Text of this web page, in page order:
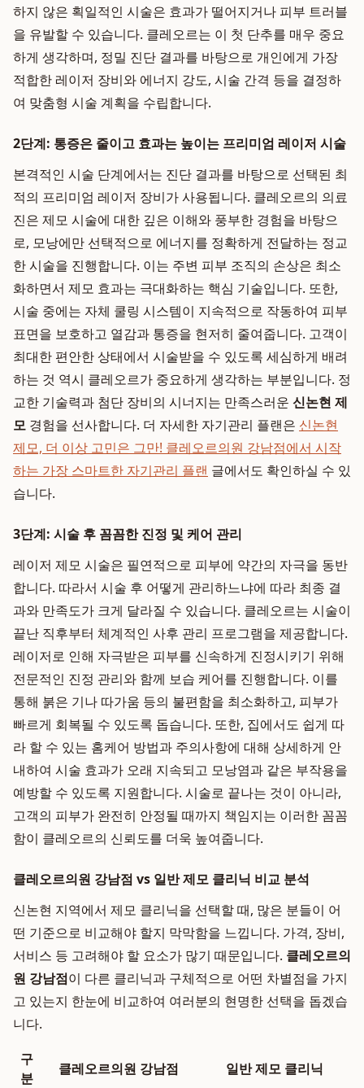
하지 않은 획일적인 시술은 효과가 떨어지거나 피부 트러블
을 유발할 수 있습니다. 클레오르는 이 첫 단추를 매우 중요
하게 생각하며, 정밀 진단 결과를 바탕으로 개인에게 가장
적합한 레이저 장비와 에너지 강도, 시술 간격 등을 결정하
여 맞춤형 시술 계획을 수립합니다.
2단계: 통증은 줄이고 효과는 높이는 프리미엄 레이저 시술
본격적인 시술 단계에서는 진단 결과를 바탕으로 선택된 최
적의 프리미엄 레이저 장비가 사용됩니다. 클레오르의 의료
진은 제모 시술에 대한 깊은 이해와 풍부한 경험을 바탕으
로, 모낭에만 선택적으로 에너지를 정확하게 전달하는 정교
한 시술을 진행합니다. 이는 주변 피부 조직의 손상은 최소
화하면서 제모 효과는 극대화하는 핵심 기술입니다. 또한,
시술 중에는 자체 쿨링 시스템이 지속적으로 작동하여 피부
표면을 보호하고 열감과 통증을 현저히 줄여줍니다. 고객이
최대한 편안한 상태에서 시술받을 수 있도록 세심하게 배려
하는 것 역시 클레오르가 중요하게 생각하는 부분입니다. 정
교한 기술력과 첨단 장비의 시너지는 만족스러운 신논현 제
모 경험을 선사합니다. 더 자세한 자기관리 플랜은 신논현
제모, 더 이상 고민은 그만! 클레오르의원 강남점에서 시작
하는 가장 스마트한 자기관리 플랜 글에서도 확인하실 수 있
습니다.
3단계: 시술 후 꼼꼼한 진정 및 케어 관리
레이저 제모 시술은 필연적으로 피부에 약간의 자극을 동반
합니다. 따라서 시술 후 어떻게 관리하느냐에 따라 최종 결
과와 만족도가 크게 달라질 수 있습니다. 클레오르는 시술이
끝난 직후부터 체계적인 사후 관리 프로그램을 제공합니다.
레이저로 인해 자극받은 피부를 신속하게 진정시키기 위해
전문적인 진정 관리와 함께 보습 케어를 진행합니다. 이를
통해 붉은 기나 따가움 등의 불편함을 최소화하고, 피부가
빠르게 회복될 수 있도록 돕습니다. 또한, 집에서도 쉽게 따
라 할 수 있는 홈케어 방법과 주의사항에 대해 상세하게 안
내하여 시술 효과가 오래 지속되고 모낭염과 같은 부작용을
예방할 수 있도록 지원합니다. 시술로 끝나는 것이 아니라,
고객의 피부가 완전히 안정될 때까지 책임지는 이러한 꼼꼼
함이 클레오르의 신뢰도를 더욱 높여줍니다.
클레오르의원 강남점 vs 일반 제모 클리닉 비교 분석
신논현 지역에서 제모 클리닉을 선택할 때, 많은 분들이 어
떤 기준으로 비교해야 할지 막막함을 느낍니다. 가격, 장비,
서비스 등 고려해야 할 요소가 많기 때문입니다. 클레오르의
원 강남점이 다른 클리닉과 구체적으로 어떤 차별점을 가지
고 있는지 한눈에 비교하여 여러분의 현명한 선택을 돕겠습
니다.
구
분
클레오르의원 강남점
일반 제모 클리닉